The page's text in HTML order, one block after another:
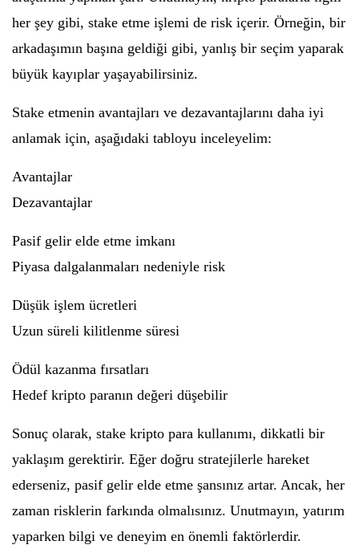
her şey gibi, stake etme işlemi de risk içerir. Örneğin, bir
arkadaşımın başına geldiği gibi, yanlış bir seçim yaparak
büyük kayıplar yaşayabilirsiniz.
Stake etmenin avantajları ve dezavantajlarını daha iyi
anlamak için, aşağıdaki tabloyu inceleyelim:
Avantajlar
Dezavantajlar
Pasif gelir elde etme imkanı
Piyasa dalgalanmaları nedeniyle risk
Düşük işlem ücretleri
Uzun süreli kilitlenme süresi
Ödül kazanma fırsatları
Hedef kripto paranın değeri düşebilir
Sonuç olarak, stake kripto para kullanımı, dikkatli bir
yaklaşım gerektirir. Eğer doğru stratejilerle hareket
ederseniz, pasif gelir elde etme şansınız artar. Ancak, her
zaman risklerin farkında olmalısınız. Unutmayın, yatırım
yaparken bilgi ve deneyim en önemli faktörlerdir.